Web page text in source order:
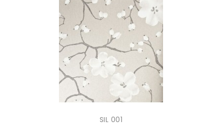
SIL 001